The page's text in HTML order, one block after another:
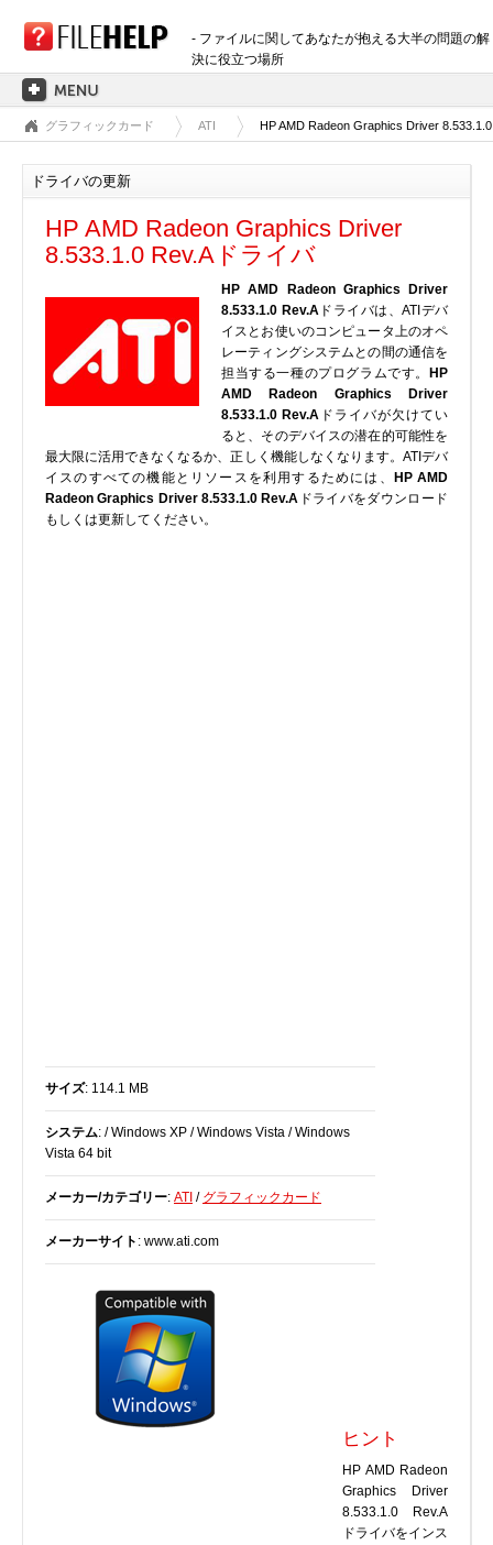
- ファイルに関してあなたが抱える大半の問題の解
決に役立つ場所
ホーム
拡張子のカテゴリー
3D画像ファイル
音声ファイル
バックアップファイル
CADファイル
圧縮ファイル
データファイル
データベースファイル
ディスクイメージファイル
暗号化されたファイル
実行ファイル
DVD /ブルーレイ・プレーヤー
グラフィックカード
キーボード＆マウス
マザーボード
グラフィックカード ATI HP AMD Radeon Graphics Driver
ドライバの更新
HP AMD Radeon Graphics Driver
8.533.1.0 Rev.Aドライバ
HP AMD Radeon Graphics Driver
8.533.1.0 Rev.Aドライバは、ATIデバ
イスとお使いのコンピュータ上のオペ
レーティングシステムとの間の通信を
担当する一種のプログラムです。
HP
AMD Radeon Graphics Driver
8.533.1.0 Rev.A ドライバが欠けてい
ると、そのデバイスの潜在的可能性を
最大限に活用できなくなるか、正しく機能しなくなります。ATIデバ
イスのすべての機能とリソースを利用するためには、
HP AMD
Radeon Graphics Driver 8.533.1.0 Rev.A ドライバをダウンロード
もしくは更新してください。
サイズ: 114.1 MB
システム: / Windows XP / Windows Vista / Windows
Vista 64 bit
メーカー/カテゴリー: ATI / グラフィックカード
メーカーサイト : www.ati.com
ヒント
HP AMD Radeon
Graphics Driver
8.533.1.0 Rev.A
ドライバをインス